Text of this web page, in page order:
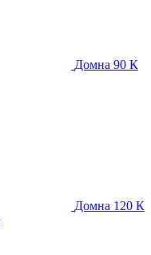
Домна 90 К
Домна 120 К